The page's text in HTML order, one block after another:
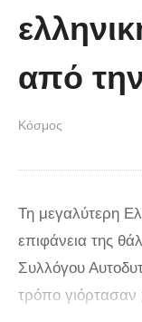
Οι 5
όταν
από
Κόσμος
Τη μεγαλύτερη
επιφάνεια της
Συλλόγου
τρόπο γιόρτασαν